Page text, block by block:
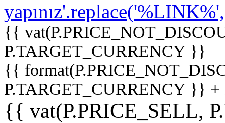
{{
P.TARGET_CURRENCY }}
{{
P.TARGET_CURRENCY }}
{{ vat(P.PRICE_SELL,